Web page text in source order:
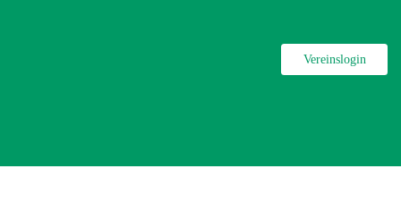
Vereinslogin